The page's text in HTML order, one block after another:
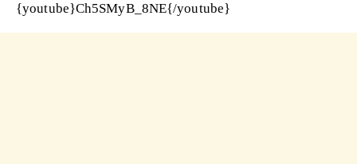
{youtube}Ch5SMyB_8NE{/youtube}